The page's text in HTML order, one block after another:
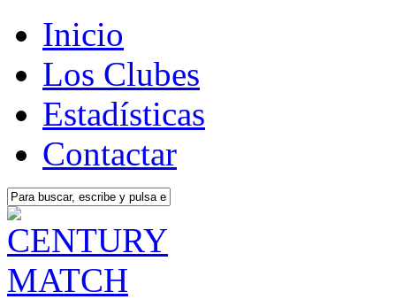
Inicio
Los Clubes
Estadísticas
Contactar